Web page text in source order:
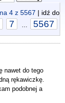
4 z 5567 | idź do
7 5567
nawet do tego
rękawiczkę.
podobnej a